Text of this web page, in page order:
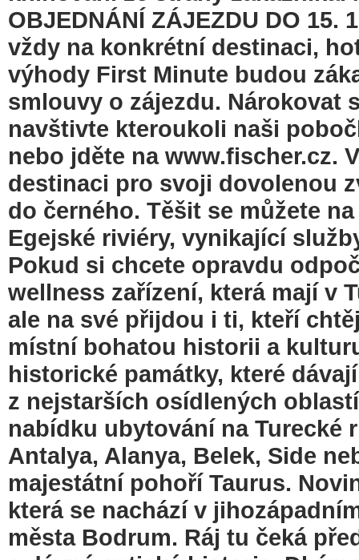
OBJEDNÁNÍ ZÁJEZDU DO 15.
vždy na konkrétní destinaci,
výhody First Minute budou
smlouvy o zájezdu. Nárokovat
navštivte kteroukoli naši
nebo jděte na www.fischer.cz.
destinaci pro svoji dovolenou
do černého. Těšit se můžete
Egejské riviéry, vynikající
Pokud si chcete opravdu
wellness zařízení, která mají v
ale na své přijdou i ti, kteří
místní bohatou historii a
historické památky, které
z nejstarších osídlených
nabídku ubytování na
Antalya, Alanya, Belek, Side
majestátní pohoří Taurus.
která se nachází v
města Bodrum. Ráj tu čeká